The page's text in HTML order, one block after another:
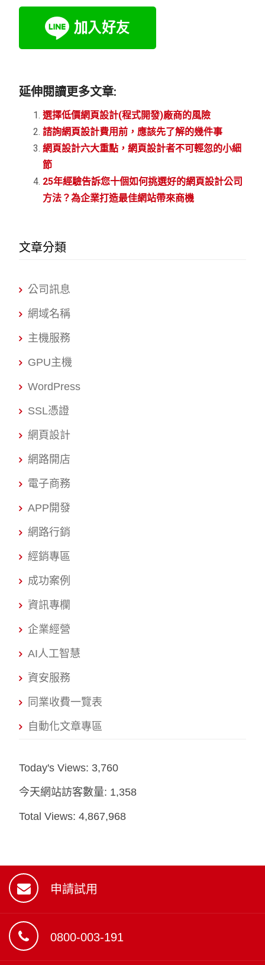
延伸閱讀更多文章:
選擇低價網頁設計(程式開發)廠商的風險
諮詢網頁設計費用前，應該先了解的幾件事
網頁設計六大重點，網頁設計者不可輕忽的小細
節
25年經驗告訴您十個如何挑選好的網頁設計公司
方法？為企業打造最佳網站帶來商機
文章分類
公司訊息
網域名稱
主機服務
GPU主機
WordPress
SSL憑證
網頁設計
網路開店
電子商務
APP開發
網路行銷
經銷專區
成功案例
資訊專欄
企業經營
AI人工智慧
資安服務
同業收費一覽表
自動化文章專區
Today's Views: 3,760
今天網站訪客數量: 1,358
Total Views:4,867,968
申請試用
0800-003-191